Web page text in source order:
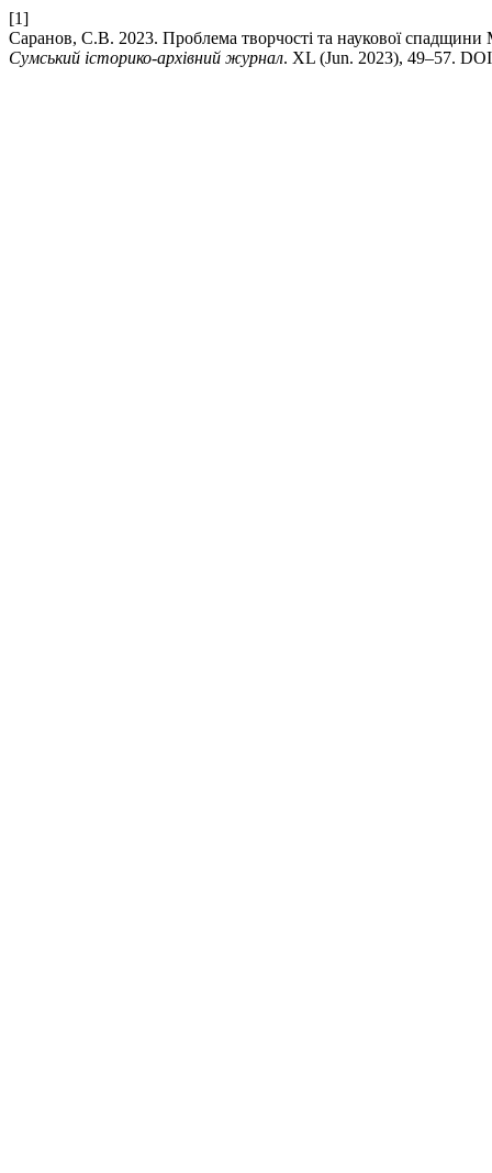
[1]
Саранов, С.В. 2023. Проблема творчості та наукової спадщини
Сумський історико-архівний журнал. XL (Jun. 2023), 49–57.